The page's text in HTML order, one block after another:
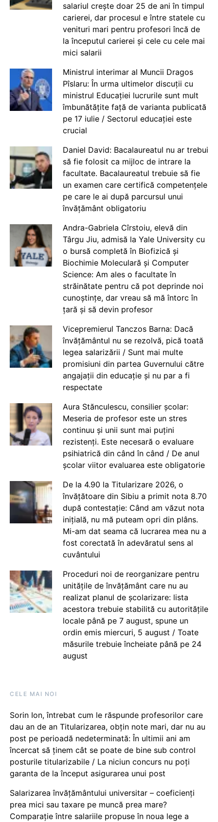
salariul crește doar 25 de ani în timpul
carierei, dar procesul e între statele cu
venituri mari pentru profesori încă de
la începutul carierei și cele cu cele mai
mici salarii
Ministrul interimar al Muncii Dragos
Pîslaru: În urma ultimelor discuții cu
ministrul Educației lucrurile sunt mult
îmbunătățite față de varianta publicată
pe 17 iulie / Sectorul educației este
crucial
Daniel David: Bacalaureatul nu ar trebui
să fie folosit ca mijloc de intrare la
facultate. Bacalaureatul trebuie să fie
un examen care certifică competențele
pe care le ai după parcursul unui
învățământ obligatoriu
Andra-Gabriela Cîrstoiu, elevă din
Târgu Jiu, admisă la Yale University cu
o bursă completă în Biofizică și
Biochimie Moleculară și Computer
Science: Am ales o facultate în
străinătate pentru că pot deprinde noi
cunoștințe, dar vreau să mă întorc în
țară și să devin profesor
Vicepremierul Tanczos Barna: Dacă
învățământul nu se rezolvă, pică toată
legea salarizării / Sunt mai multe
promisiuni din partea Guvernului către
angajații din educație și nu par a fi
respectate
Aura Stănculescu, consilier școlar:
Meseria de profesor este un stres
continuu și unii sunt mai puțini
rezistenți. Este necesară o evaluare
psihiatrică din când în când / De anul
școlar viitor evaluarea este obligatorie
De la 4.90 la Titularizare 2026, o
învățătoare din Sibiu a primit nota 8.70
după contestație: Când am văzut nota
inițială, nu mă puteam opri din plâns.
Mi-am dat seama că lucrarea mea nu a
fost corectată în adevăratul sens al
cuvântului
Proceduri noi de reorganizare pentru
unitățile de învățământ care nu au
realizat planul de școlarizare: lista
acestora trebuie stabilită cu autoritățile
locale până pe 7 august, spune un
ordin emis miercuri, 5 august / Toate
măsurile trebuie încheiate până pe 24
august
CELE MAI NOI
Sorin Ion, întrebat cum le răspunde profesorilor care
dau an de an Titularizarea, obțin note mari, dar nu au
post pe perioadă nedeterminată: În ultimii ani am
încercat să ținem cât se poate de bine sub control
posturile titularizabile / La niciun concurs nu poți
garanta de la început asigurarea unui post
Salarizarea învățământului universitar – coeficienți
prea mici sau taxare pe muncă prea mare?
Comparație între salariile propuse în noua lege a